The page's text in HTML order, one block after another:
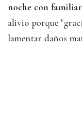
noche con
alivio porque
lamentar daños